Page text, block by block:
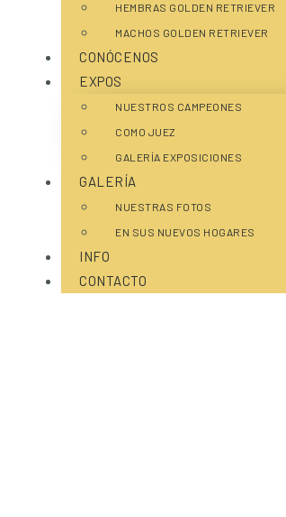
HEMBRAS GOLDEN RETRIEVER
MACHOS GOLDEN RETRIEVER
CONÓCENOS
EXPOS
NUESTROS CAMPEONES
COMO JUEZ
GALERÍA EXPOSICIONES
GALERÍA
NUESTRAS FOTOS
EN SUS NUEVOS HOGARES
INFO
CONTACTO